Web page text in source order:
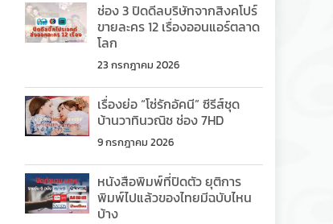
ช่อง 3 ปิดดีลบริษัทจากสิงคโปร์
ขายละคร 12 เรื่องออนแอร์ตลาด
โลก
23 กรกฎาคม 2026
เรื่องย่อ “โซ่รักอัคนี” ซีรีส์ชุด
บ้านวาทินวณิช ช่อง 7HD
9 กรกฎาคม 2026
หนังสือพิมพ์ที่ปิดตัว ยุติการ
พิมพ์ไปแล้วของไทยมีฉบับไหน
บ้าง